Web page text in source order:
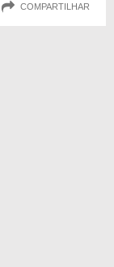
COMPARTILHAR